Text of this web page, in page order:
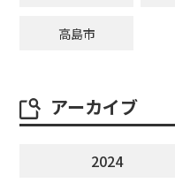
高島市
アーカイブ
2024